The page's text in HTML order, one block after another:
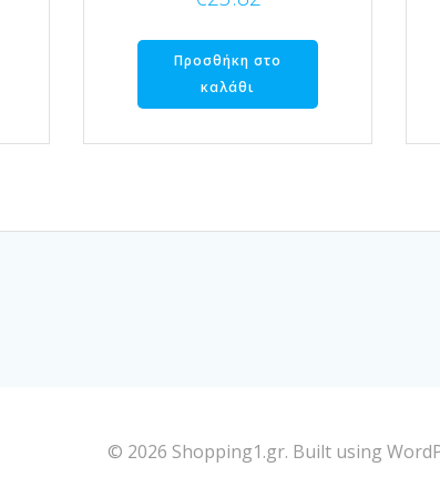
Προσθήκη στο
καλάθι
© 2026 Shopping1.gr. Built using